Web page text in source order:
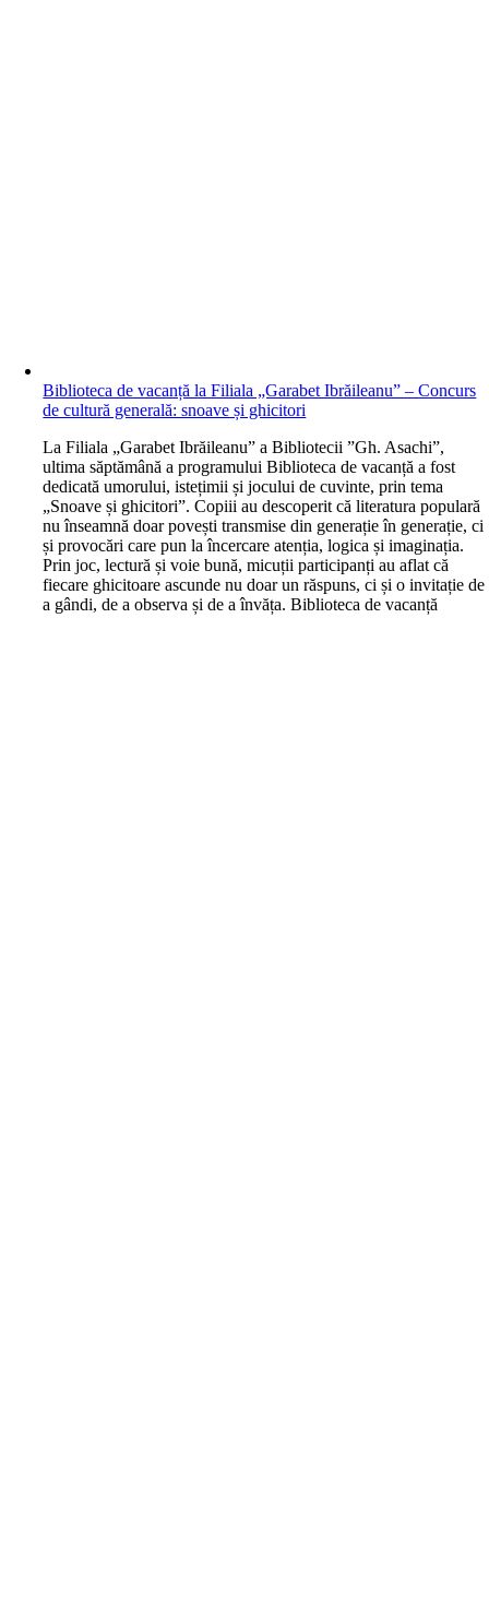
Biblioteca de vacanță la Filiala „Garabet Ibrăileanu” – Concurs
de cultură generală: snoave și ghicitori
La Filiala „Garabet Ibrăileanu” a Bibliotecii ”Gh. Asachi”,
ultima săptămână a programului Biblioteca de vacanță a fost
dedicată umorului, istețimii și jocului de cuvinte, prin tema
„Snoave și ghicitori”. Copiii au descoperit că literatura populară
nu înseamnă doar povești transmise din generație în generație, ci
și provocări care pun la încercare atenția, logica și imaginația.
Prin joc, lectură și voie bună, micuții participanți au aflat că
fiecare ghicitoare ascunde nu doar un răspuns, ci și o invitație de
a gândi, de a observa și de a învăța. Biblioteca de vacanță